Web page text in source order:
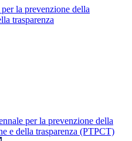
la prevenzione della
trasparenza
per la prevenzione della
e della trasparenza (PTPCT)